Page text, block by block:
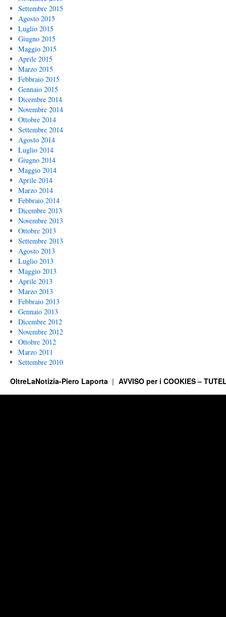
Settembre 2015
Agosto 2015
Luglio 2015
Giugno 2015
Maggio 2015
Aprile 2015
Marzo 2015
Febbraio 2015
Gennaio 2015
Dicembre 2014
Novembre 2014
Ottobre 2014
Settembre 2014
Agosto 2014
Luglio 2014
Giugno 2014
Maggio 2014
Aprile 2014
Marzo 2014
Febbraio 2014
Dicembre 2013
Novembre 2013
Ottobre 2013
Settembre 2013
Agosto 2013
Luglio 2013
Maggio 2013
Aprile 2013
Marzo 2013
Febbraio 2013
Gennaio 2013
Dicembre 2012
Novembre 2012
Ottobre 2012
Marzo 2011
Settembre 2010
OltreLaNotizia-Piero Laporta AVVISO per i COOKIES –